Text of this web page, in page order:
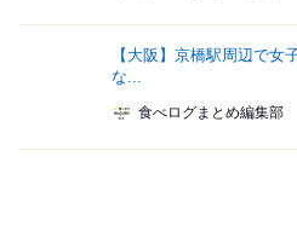
【大阪】京橋駅周辺で女
な...
食べログまとめ編集部